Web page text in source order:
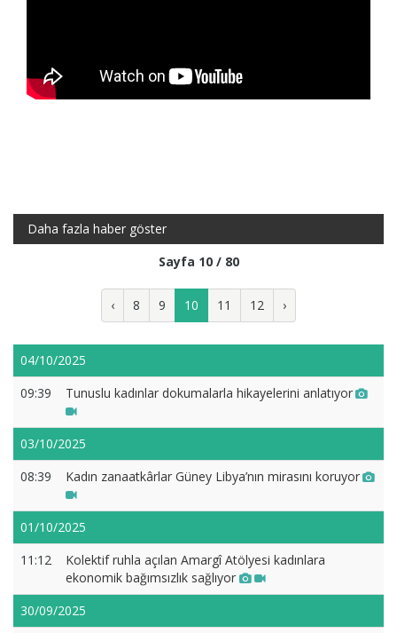
Daha fazla haber göster
Sayfa 10 / 80
‹ 8 9 10 11 12 ›
04/10/2025
09:39
Tunuslu kadınlar dokumalarla hikayelerini anlatıyor
03/10/2025
08:39
Kadın zanaatkârlar Güney Libya’nın mirasını koruyor
01/10/2025
11:12
Kolektif ruhla açılan Amargî Atölyesi kadınlara
ekonomik bağımsızlık sağlıyor
30/09/2025